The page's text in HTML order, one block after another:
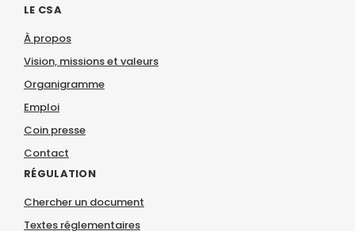
LE CSA
À propos
Vision, missions et valeurs
Organigramme
Emploi
Coin presse
Contact
RÉGULATION
Chercher un document
Textes réglementaires